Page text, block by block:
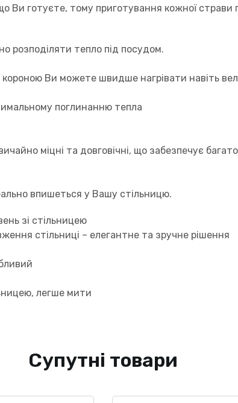
Ви готуєте, тому приготування кожної страви
розподіляти тепло під посудом.
Ви можете швидше нагрівати навіть
поглинанню тепла
міцні та довговічні, що забезпечує
впишеться у Вашу стільницю.
зі стільницею
стільниці – елегантне та зручне рішення
легше мити
Супутні товари